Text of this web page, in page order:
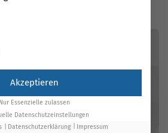
Service-Gruppen, für die eine
Akzeptieren
Nur Essenzielle zulassen
Datenschutzeinstellungen
Datenschutzerklärung Impressum